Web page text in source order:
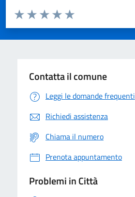
Domanda
Valuta da 1 a 5 stelle la pagina
Valuta 5 stelle su 5
Valuta 4 stelle su 5
Valuta 3 stelle su 5
Valuta 2 stelle su 5
Valuta 1 stelle su 5
Contatta il comune
Leggi le domande frequenti
Richiedi assistenza
Chiama il numero
Prenota appuntamento
Problemi in Città